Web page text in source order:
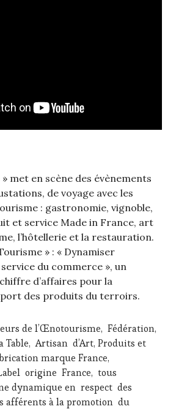
met en scène des évènements
de voyage avec les
: gastronomie, vignoble,
et service Made in France, art
l’hôtellerie et la restauration.
» : « Dynamiser
du commerce », un
d’affaires pour la
des produits du terroirs.
de l’Œnotourisme, Fédération,
Artisan d’Art, Produits et
marque France,
origine France, tous
dynamique en respect des
afférents à la promotion du